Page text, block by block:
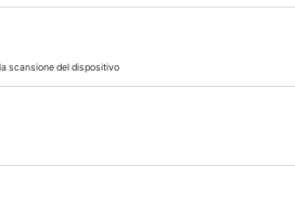
implantare: dati